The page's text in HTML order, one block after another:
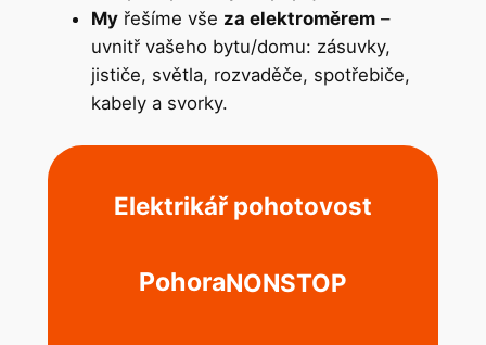
Myřešíme vše za elektroměrem–
uvnitř vašeho bytu/domu: zásuvky,
jističe, světla, rozvaděče, spotřebiče,
kabely a svorky.
Elektrikář pohotovost
PohoraNONSTOP